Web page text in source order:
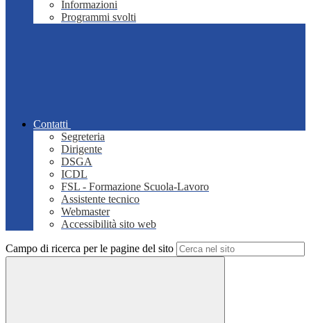
Informazioni
Programmi svolti
Contatti
Segreteria
Dirigente
DSGA
ICDL
FSL - Formazione Scuola-Lavoro
Assistente tecnico
Webmaster
Accessibilità sito web
Campo di ricerca per le pagine del sito